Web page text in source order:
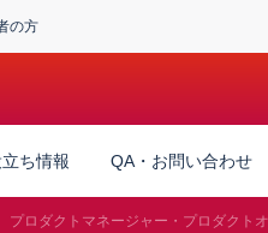
の方
ち情報 QA・お問い合わせ
プロダクトマネージャー・プロダクト